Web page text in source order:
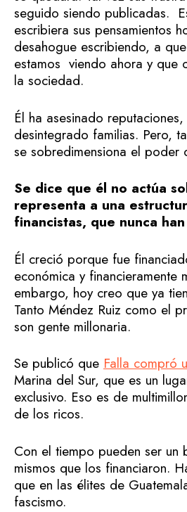
seguido siendo publicadas.
escribiera sus pensamientos
desahogue escribiendo, a
estamos viendo ahora y que
la sociedad.
Él ha asesinado
desintegrado familias. Pero,
se sobredimensiona el poder
Se dice que él no actúa
representa a una
financistas, que nunca
Él creció porque fue
económica y financieramente
embargo, hoy creo que ya
Tanto Méndez Ruiz como el
son gente millonaria.
Se publicó que Falla compró
Marina del Sur, que es un
exclusivo. Eso es de
de los ricos.
Con el tiempo pueden ser un
mismos que los financiaron.
que en las élites de
fascismo.